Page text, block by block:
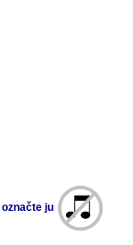
označte ju